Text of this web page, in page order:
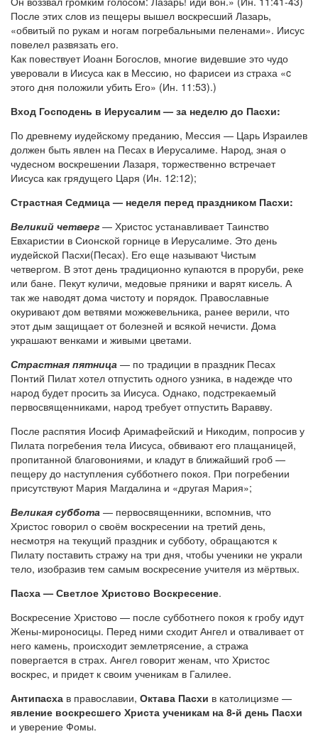
После этих слов из пещеры вышел воскресший Лазарь,
«обвитый по рукам и ногам погребальными пеленами». Иисус
повелел развязать его.
Как повествует Иоанн Богослов, многие видевшие это чудо
уверовали в Иисуса как в Мессию, но фарисеи из страха «c
этого дня положили убить Его» (Ин. 11:53).)
Вход Господень в Иерусалим — за неделю до Пасхи:
По древнему иудейскому преданию, Мессия — Царь Израилев
должен быть явлен на Песах в Иерусалиме. Народ, зная о
чудесном воскрешении Лазаря, торжественно встречает
Иисуса как грядущего Царя (Ин. 12:12);
Страстная Седмица — неделя перед праздником Пасхи:
Великий четверг — Христос устанавливает Таинство
Евхаристии в Сионской горнице в Иерусалиме. Это день
иудейской Пасхи(Песах). Его еще называют Чистым
четвергом. В этот день традиционно купаются в проруби, реке
или бане. Пекут куличи, медовые пряники и варят кисель. А
так же наводят дома чистоту и порядок. Православные
окуривают дом ветвями можжевельника, ранее верили, что
этот дым защищает от болезней и всякой нечисти. Дома
украшают венками и живыми цветами.
Страстная пятница — по традиции в праздник Песах
Понтий Пилат хотел отпустить одного узника, в надежде что
народ будет просить за Иисуса. Однако, подстрекаемый
первосвященниками, народ требует отпустить Варавву.
После распятия Иосиф Аримафейский и Никодим, попросив у
Пилата погребения тела Иисуса, обвивают его плащаницей,
пропитанной благовониями, и кладут в ближайший гроб —
пещеру до наступления субботнего покоя. При погребении
присутствуют Мария Магдалина и «другая Мария»;
Великая суббота — первосвященники, вспомнив, что
Христос говорил о своём воскресении на третий день,
несмотря на текущий праздник и субботу, обращаются к
Пилату поставить стражу на три дня, чтобы ученики не украли
тело, изобразив тем самым воскресение учителя из мёртвых.
Пасха — Светлое Христово Воскресение.
Воскресение Христово — после субботнего покоя к гробу идут
Жены-мироносицы. Перед ними сходит Ангел и отваливает от
него камень, происходит землетрясение, а стража
повергается в страх. Ангел говорит женам, что Христос
воскрес, и придет к своим ученикам в Галилее.
Антипасха в православии, Октава Пасхи в католицизме —
явление воскресшего Христа ученикам на 8-й день Пасхи
и уверение Фомы.